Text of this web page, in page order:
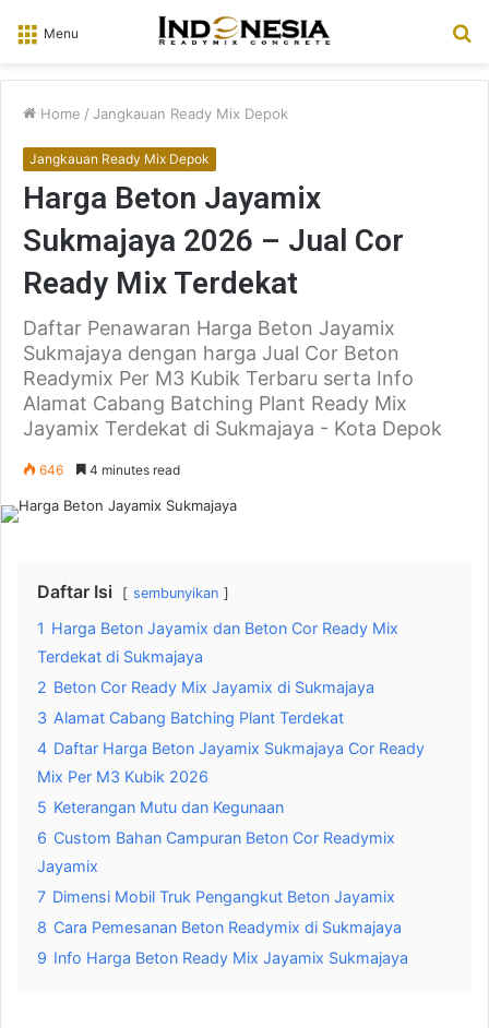
Menu
Home / Jangkauan Ready Mix Depok
Jangkauan Ready Mix Depok
Harga Beton Jayamix
Sukmajaya 2026 – Jual Cor
Ready Mix Terdekat
Daftar Penawaran Harga Beton Jayamix
Sukmajaya dengan harga Jual Cor Beton
Readymix Per M3 Kubik Terbaru serta Info
Alamat Cabang Batching Plant Ready Mix
Jayamix Terdekat di Sukmajaya - Kota Depok
646 4 minutes read
Daftar Isi sembunyikan
1 Harga Beton Jayamix dan Beton Cor Ready Mix
Terdekat di Sukmajaya
2 Beton Cor Ready Mix Jayamix di Sukmajaya
3 Alamat Cabang Batching Plant Terdekat
4 Daftar Harga Beton Jayamix Sukmajaya Cor Ready
Mix Per M3 Kubik 2026
5 Keterangan Mutu dan Kegunaan
6 Custom Bahan Campuran Beton Cor Readymix
Jayamix
7 Dimensi Mobil Truk Pengangkut Beton Jayamix
8 Cara Pemesanan Beton Readymix di Sukmajaya
9 Info Harga Beton Ready Mix Jayamix Sukmajaya